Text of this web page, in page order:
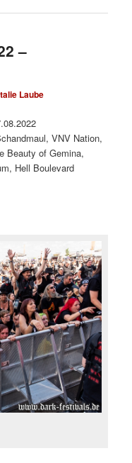
–
Laube
VNV Nation,
Beauty of Gemina,
Hell Boulevard